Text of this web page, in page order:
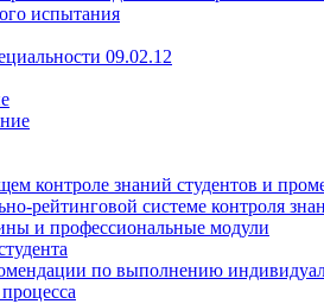
испытания
09.02.12
контроле знаний студентов и
рейтинговой системе контроля
и профессиональные модули
по выполнению